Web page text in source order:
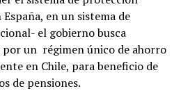
en un sistema de
el gobierno busca
un régimen único de ahorro
en Chile, para beneficio de
de pensiones.